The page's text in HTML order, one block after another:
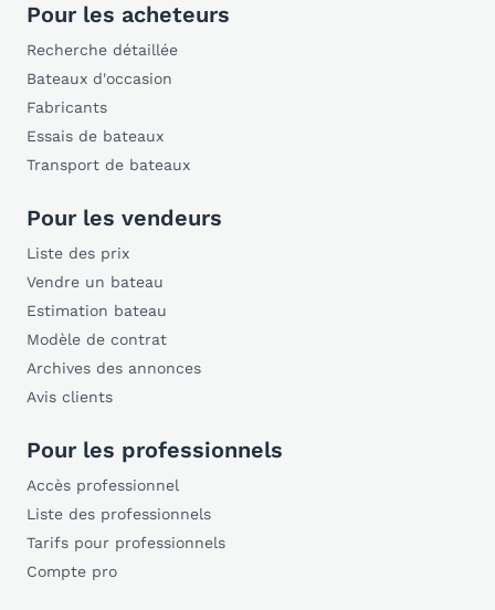
Pour les acheteurs
Recherche détaillée
Bateaux d'occasion
Fabricants
Essais de bateaux
Transport de bateaux
Pour les vendeurs
Liste des prix
Vendre un bateau
Estimation bateau
Modèle de contrat
Archives des annonces
Avis clients
Pour les professionnels
Accès professionnel
Liste des professionnels
Tarifs pour professionnels
Compte pro